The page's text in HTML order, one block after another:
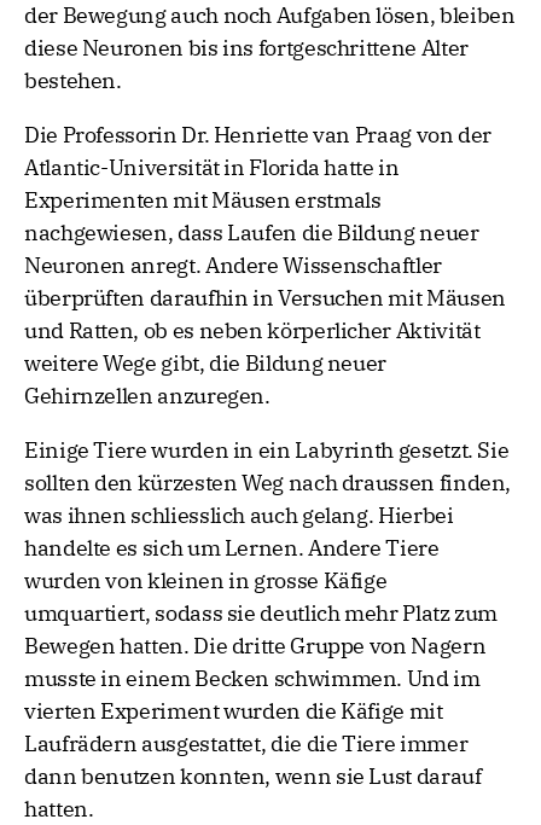
der Bewegung auch noch Aufgaben lösen, bleiben
diese Neuronen bis ins fortgeschrittene Alter
bestehen.
Die Professorin Dr. Henriette van Praag von der
Atlantic-Universität in Florida hatte in
Experimenten mit Mäusen erstmals
nachgewiesen, dass Laufen die Bildung neuer
Neuronen anregt. Andere Wissenschaftler
überprüften daraufhin in Versuchen mit Mäusen
und Ratten, ob es neben körperlicher Aktivität
weitere Wege gibt, die Bildung neuer
Gehirnzellen anzuregen.
Einige Tiere wurden in ein Labyrinth gesetzt. Sie
sollten den kürzesten Weg nach draussen finden,
was ihnen schliesslich auch gelang. Hierbei
handelte es sich um Lernen. Andere Tiere
wurden von kleinen in grosse Käfige
umquartiert, sodass sie deutlich mehr Platz zum
Bewegen hatten. Die dritte Gruppe von Nagern
musste in einem Becken schwimmen. Und im
vierten Experiment wurden die Käfige mit
Laufrädern ausgestattet, die die Tiere immer
dann benutzen konnten, wenn sie Lust darauf
hatten.